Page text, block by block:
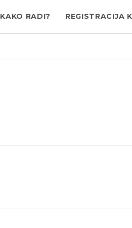
KAKO RADI? REGISTRACIJA